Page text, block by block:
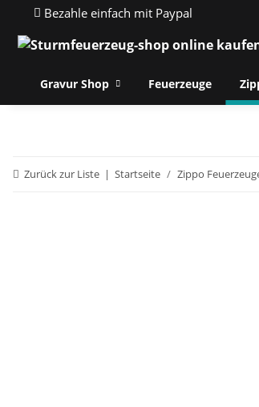
Bezahle einfach mit Paypal
Gravur Shop Feuerzeuge
Zurück zur Liste Startseite Zippo